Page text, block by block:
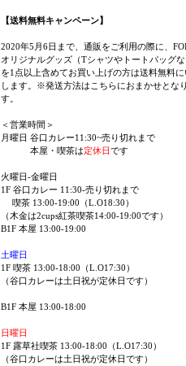
【送料無料キャンペーン】
2020年5月6日まで、通販をご利用の際に、
オリジナルグッズ（Tシャツやトートバッグな
を1点以上含めてお買い上げの方は送料無料に
します。※発送方法はこちらにおまかせとな
す。
＜営業時間＞
月曜日 谷口カレー11:30~売り切れまで
本屋・喫茶は定休日です
火曜日-金曜日
1F 谷口カレー 11:30-売り切れまで
喫茶 13:00-19:00（L.O18:30）
（木金は2cups紅茶喫茶14:00-19:00です）
B1F 本屋 13:00-19:00
土曜日
1F 喫茶 13:00-18:00（L.O17:30）
（谷口カレーは土日祝が定休日です）
B1F 本屋 13:00-18:00
日曜日
1F 露草社喫茶 13:00-18:00（L.O17:30）
（谷口カレーは土日祝が定休日です）